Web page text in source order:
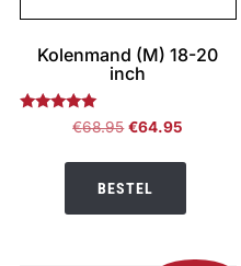
Kolenmand (M) 18-20
inch
Gewaardeerd
€68.95 Oorspronkelijke
€68.95.
€64.95
BESTEL